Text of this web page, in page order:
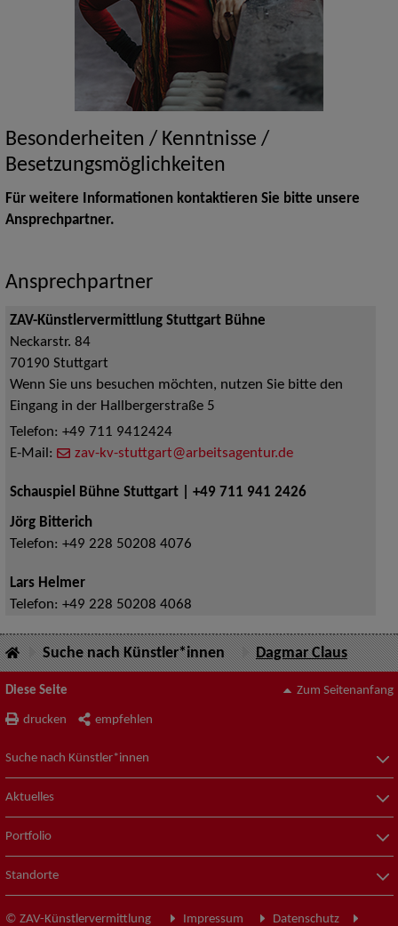
Besonderheiten / Kenntnisse /
Besetzungsmöglichkeiten
Für weitere Informationen kontaktieren Sie bitte unsere
Ansprechpartner.
Ansprechpartner
ZAV-Künstlervermittlung Stuttgart Bühne
Neckarstr. 84
70190 Stuttgart
Wenn Sie uns besuchen möchten, nutzen Sie bitte den
Eingang in der Hallbergerstraße 5
Telefon: +49 711 9412424
E-Mail:
zav-kv-stuttgart@arbeitsagentur.de
Schauspiel Bühne Stuttgart | +49 711 941 2426
Jörg Bitterich
Telefon: +49 228 50208 4076
Lars Helmer
Telefon: +49 228 50208 4068
Suche nach Künstler*innen Dagmar Claus
Diese Seite
drucken empfehlen
Zum Seitenanfang
Suche nach Künstler*innen
Aktuelles
Portfolio
Standorte
© ZAV-Künstlervermittlung Impressum Datenschutz